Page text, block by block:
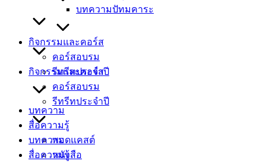
บทความปัทมคาระ
กิจกรรมและคอร์ส
คอร์สอบรม
รีทรีทประจำปี
บทความ
สื่อความรู้
กิจกรรมและคอร์ส
คอร์สอบรม
รีทรีทประจำปี
บทความ
สื่อความรู้
พอดแคสต์
หนังสือ